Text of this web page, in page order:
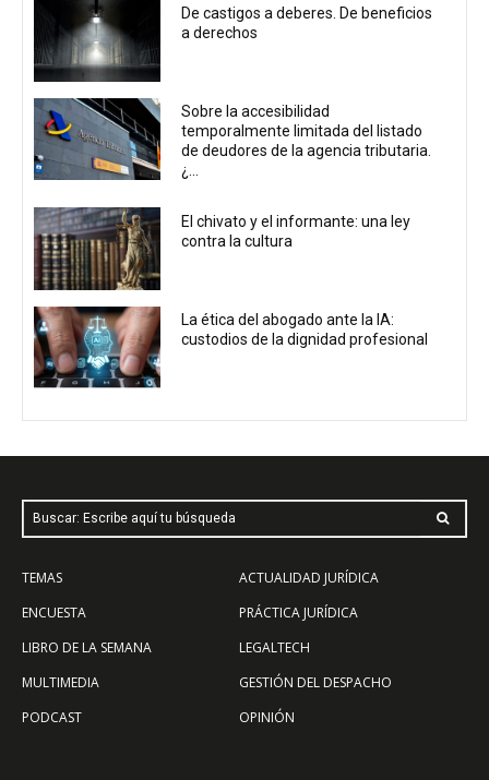
De castigos a deberes. De beneficios
a derechos
Sobre la accesibilidad
temporalmente limitada del listado
de deudores de la agencia tributaria.
¿...
El chivato y el informante: una ley
contra la cultura
La ética del abogado ante la IA:
custodios de la dignidad profesional
Buscar: Escribe aquí tu búsqueda
TEMAS
ENCUESTA
LIBRO DE LA SEMANA
MULTIMEDIA
PODCAST
ACTUALIDAD JURÍDICA
PRÁCTICA JURÍDICA
LEGALTECH
GESTIÓN DEL DESPACHO
OPINIÓN